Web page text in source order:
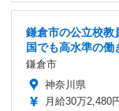
鎌倉市の公立校教
国でも高水準の働
鎌倉市
神奈川県
月給30万2,480